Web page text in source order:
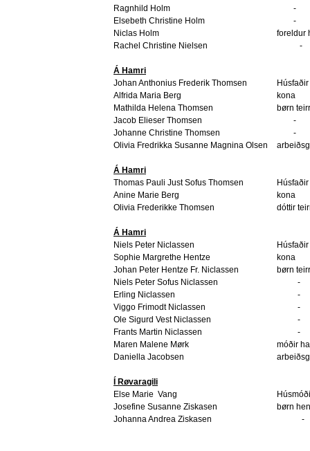
Ragnhild Holm
-
Elsebeth Christine Holm
-
Niclas Holm
foreldur
Rachel Christine Nielsen
-
Á Hamri
Johan Anthonius Frederik Thomsen
Húsfaðir
Alfrida Maria Berg
kona
Mathilda Helena Thomsen
børn
Jacob Elieser Thomsen
-
Johanne Christine Thomsen
-
Olivia Fredrikka Susanne Magnina Olsen
Á Hamri
Thomas Pauli Just Sofus Thomsen
Húsfaðir
Anine Marie Berg
kona
Olivia Frederikke Thomsen
dóttir
Á Hamri
Niels Peter Niclassen
Húsfaðir
Sophie Margrethe Hentze
kona
Johan Peter Hentze Fr. Niclassen
børn
Niels Peter Sofus Niclassen
-
Erling Niclassen
-
Viggo Frimodt Niclassen
-
Ole Sigurd Vest Niclassen
-
Frants Martin Niclassen
-
Maren Malene Mørk
móðir
Daniella Jacobsen
Í Røvaragili
Else Marie Vang
Josefine Susanne Ziskasen
børn
Johanna Andrea Ziskasen
-